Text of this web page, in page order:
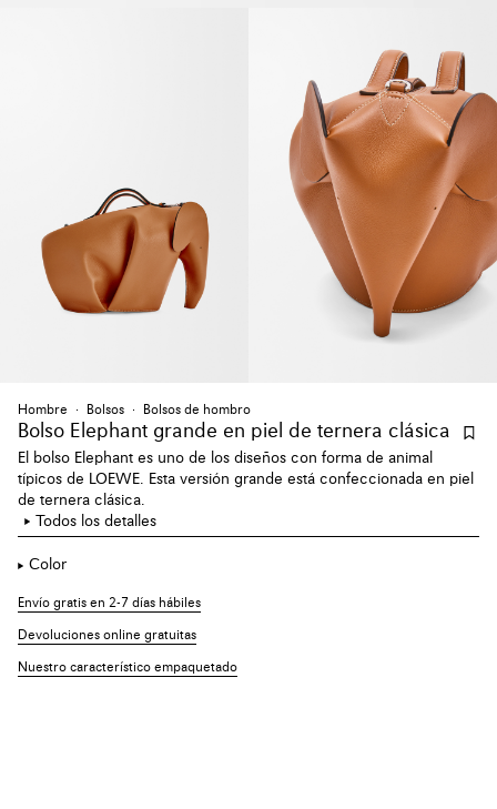
Hombre Bolsos Bolsos de hombro
Bolso Elephant grande en piel de ternera clásica
El bolso Elephant es uno de los diseños con forma de animal
típicos de LOEWE. Esta versión grande está confeccionada en piel
de ternera clásica.
Todos los detalles
Color
Envío gratis en 2-7 días hábiles
Devoluciones online gratuitas
Nuestro característico empaquetado